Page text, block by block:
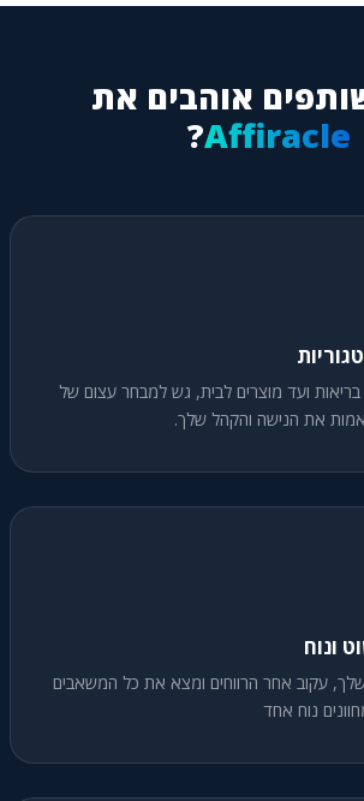
אוהבים את
Affiracle
?
בריאות ועד מוצרים לבית, גש למבחר עצום של
את הנישה והקהל שלך.
ונוח
עקוב אחר הרווחים ומצא את כל המשאבים
נוח אחד